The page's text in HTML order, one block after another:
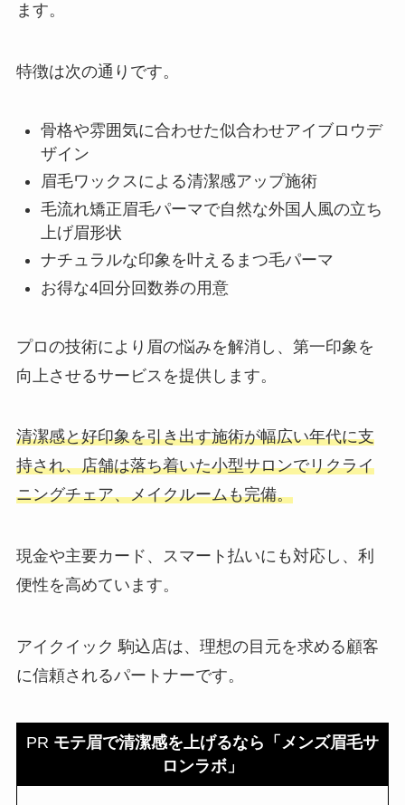
ます。
特徴は次の通りです。
骨格や雰囲気に合わせた似合わせアイブロウデ
ザイン
眉毛ワックスによる清潔感アップ施術
毛流れ矯正眉毛パーマで自然な外国人風の立ち
上げ眉形状
ナチュラルな印象を叶えるまつ毛パーマ
お得な4回分回数券の用意
プロの技術により眉の悩みを解消し、第一印象を
向上させるサービスを提供します。
清潔感と好印象を引き出す施術が幅広い年代に支
持され、店舗は落ち着いた小型サロンでリクライ
ニングチェア、メイクルームも完備。
現金や主要カード、スマート払いにも対応し、利
便性を高めています。
アイクイック 駒込店は、理想の目元を求める顧客
に信頼されるパートナーです。
PR モテ眉で清潔感を上げるなら「メンズ眉毛サ
ロンラボ」